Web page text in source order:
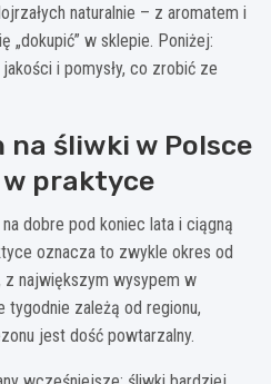
naturalnie – z aromatem i
„dokupić” w sklepie. Poniżej:
i pomysły, co zrobić ze
na śliwki w Polsce
praktyce
dobre pod koniec lata i ciągną
oznacza to zwykle okres od
z największym wysypem w
tygodnie zależą od regionu,
jest dość powtarzalny.